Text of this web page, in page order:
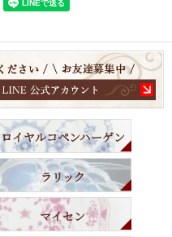
ロイヤルコペンハーゲン
ラリック
マイセン